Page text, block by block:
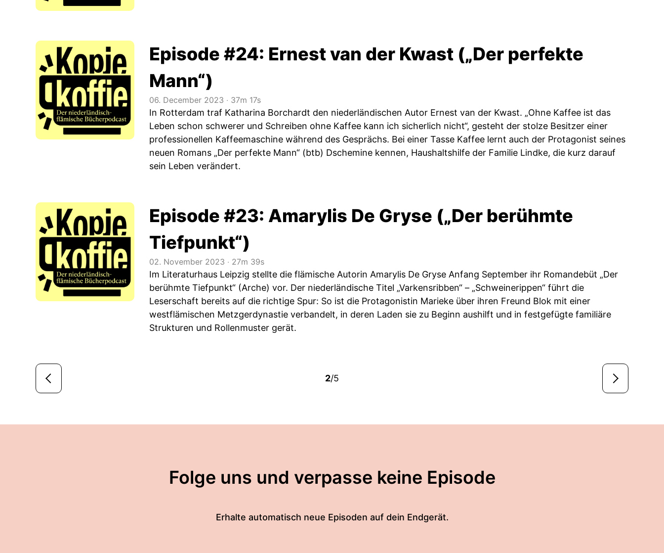
Episode #24: Ernest van der Kwast („Der perfekte
Mann“)
06. December 2023 ‧ 37m 17s
In Rotterdam traf Katharina Borchardt den niederländischen Autor Ernest van der Kwast. „Ohne Kaffee ist das
Leben schon schwerer und Schreiben ohne Kaffee kann ich sicherlich nicht“, gesteht der stolze Besitzer einer
professionellen Kaffeemaschine während des Gesprächs. Bei einer Tasse Kaffee lernt auch der Protagonist seines
neuen Romans „Der perfekte Mann“ (btb) Dschemine kennen, Haushaltshilfe der Familie Lindke, die kurz darauf
sein Leben verändert.
Episode #23: Amarylis De Gryse („Der berühmte
Tiefpunkt“)
02. November 2023 ‧ 27m 39s
Im Literaturhaus Leipzig stellte die flämische Autorin Amarylis De Gryse Anfang September ihr Romandebüt „Der
berühmte Tiefpunkt“ (Arche) vor. Der niederländische Titel „Varkensribben“ – „Schweinerippen“ führt die
Leserschaft bereits auf die richtige Spur: So ist die Protagonistin Marieke über ihren Freund Blok mit einer
westflämischen Metzgerdynastie verbandelt, in deren Laden sie zu Beginn aushilft und in festgefügte familiäre
Strukturen und Rollenmuster gerät.
2/5
Folge uns und verpasse keine Episode
Erhalte automatisch neue Episoden auf dein Endgerät.